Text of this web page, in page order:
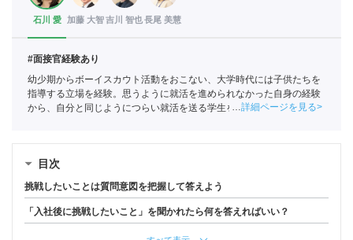
石川 愛 加藤 大智吉川 智也長尾 美慧
#面接官経験あり
幼少期からボーイスカウト活動をおこない、大学時代には子供たちを
指導する立場を経験。思うように就活を進められなかった自身の経験
から、自分と同じようにつらい就活を送る学生を1人でも少なくした
詳細ページを見る
目次
挑戦したいことは質問意図を把握して答えよう
「入社後に挑戦したいこと」を聞かれたら何を答えればいい？